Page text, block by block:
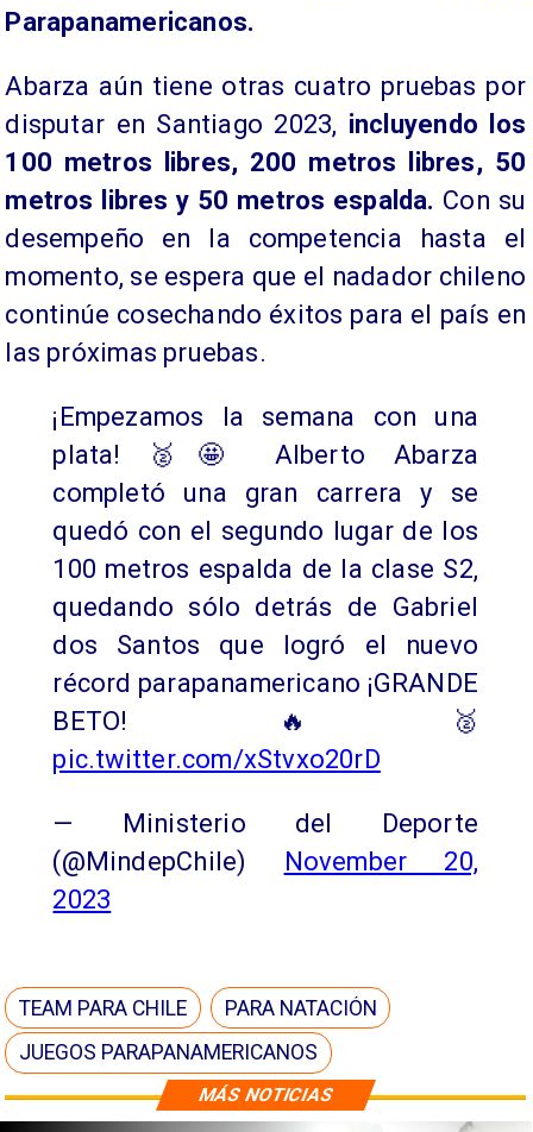
MÁS NOTICIAS
Parapanamericanos.
Abarza aún tiene otras cuatro pruebas por
disputar en Santiago 2023, incluyendo los
100 metros libres, 200 metros libres, 50
metros libres y 50 metros espalda. Con su
desempeño en la competencia hasta el
momento, se espera que el nadador chileno
continúe cosechando éxitos para el país en
las próximas pruebas.
¡Empezamos la semana con una
plata! 🥈🤩 Alberto Abarza
completó una gran carrera y se
quedó con el segundo lugar de los
100 metros espalda de la clase S2,
quedando sólo detrás de Gabriel
dos Santos que logró el nuevo
récord parapanamericano ¡GRANDE
BETO! 🔥🥈
pic.twitter.com/xStvxo20rD
— Ministerio del Deporte
(@MindepChile) November 20,
2023
TEAM PARA CHILE
PARA NATACIÓN
JUEGOS PARAPANAMERICANOS